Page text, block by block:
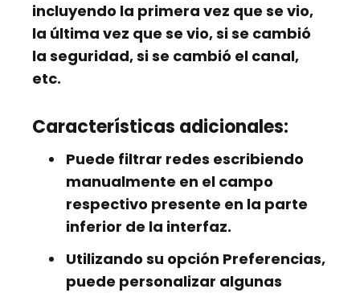
incluyendo la primera vez que se vio,
la última vez que se vio, si se cambió
la seguridad, si se cambió el canal,
etc.
Características adicionales:
Puede filtrar redes escribiendo
manualmente en el campo
respectivo presente en la parte
inferior de la interfaz.
Utilizando su opción Preferencias,
puede personalizar algunas